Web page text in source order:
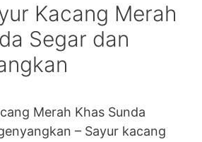
Kacang Merah
Segar dan
Merah Khas Sunda
– Sayur kacang